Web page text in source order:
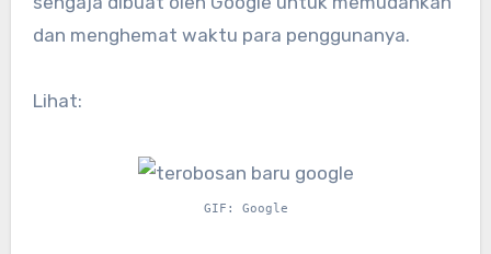
dan menghemat waktu para penggunanya.
Lihat:
GIF: Google